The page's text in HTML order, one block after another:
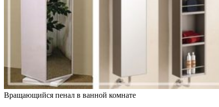
Вращающийся пенал в ванной комнате